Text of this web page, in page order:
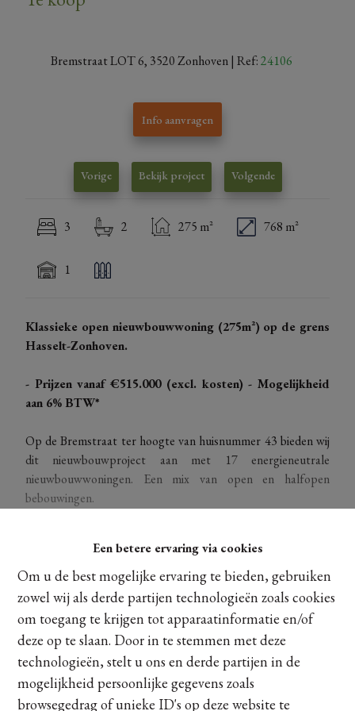
Een betere ervaring via cookies
Om u de best mogelijke ervaring te bieden, gebruiken
zowel wij als derde partijen technologieën zoals cookies
om toegang te krijgen tot apparaatinformatie en/of
deze op te slaan. Door in te stemmen met deze
technologieën, stelt u ons en derde partijen in de
mogelijkheid persoonlijke gegevens zoals
browsegedrag of unieke ID's op deze website te
Bremstraat LOT 6, 3520 Zonhoven | Ref:24106
Info aanvragen
Vorige Bekijk project Volgende
3 2 275 m² 768 m²
1
Klassieke open nieuwbouwwoning (275m²) op de grens
Hasselt-Zonhoven.
- Prijzen vanaf €515.000 (excl. kosten) - Mogelijkheid
aan 6% BTW*
Op de Bremstraat ter hoogte van huisnummer 43 bieden wij
dit nieuwbouwproject aan met 17 energieneutrale
nieuwbouwwoningen. Een mix van open en halfopen
bebouwingen.
+ Centraal gelegen, vol levendigheid
+ Belangrijke verbindingswegen dichtbij (E313-E314)
+ Op enkele minuten van het bruisende centrum van
Zonhoven en Hasselt
+ Alle faciliteiten binnen handbereik
+ Op een steenworp van natuurlijke pracht: Platwijers,
Domein Kiewit, Bokrijk, …
Ontdek meer
Delen